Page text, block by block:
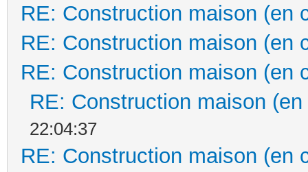
RE: Construction maison (en
RE: Construction maison (en
RE: Construction maison (en
RE: Construction maison
22:04:37
RE: Construction maison (en